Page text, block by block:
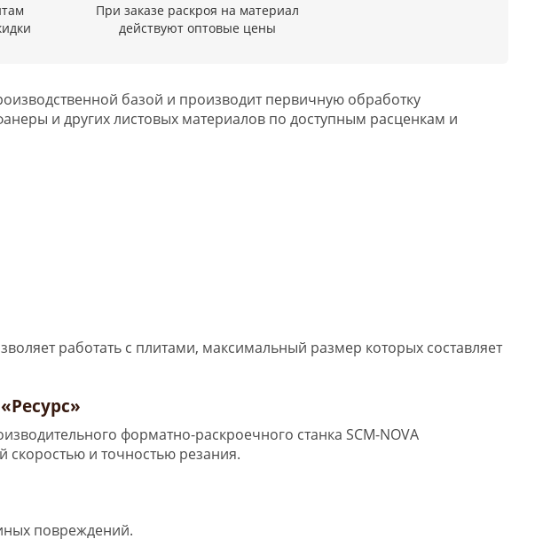
При заказе раскроя на материал
действуют оптовые цены
базой и производит первичную обработку
и других листовых материалов по доступным расценкам и
работать с плитами, максимальный размер которых составляет
форматно-раскроечного станка SCM-NOVA
скоростью и точностью резания.
повреждений.